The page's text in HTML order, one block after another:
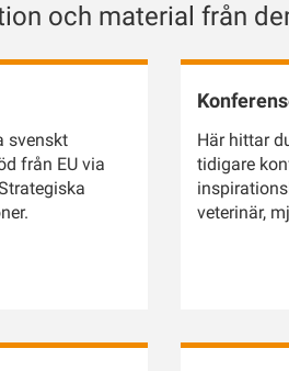
och material från
svenskt
från EU via
Här hittar
tidigare
veterinär,